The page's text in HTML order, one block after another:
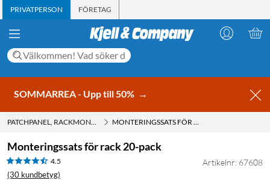
PRIVATPERSON FÖRETAG
SOMMARREA - Upp till 50% →
PATCHPANEL, RACKMONTERING MONTERINGSSATS FÖR RACK 20-PACK
Monteringssats för rack 20-pack
4.5
(30 kundbetyg)
Artikelnr: 67608